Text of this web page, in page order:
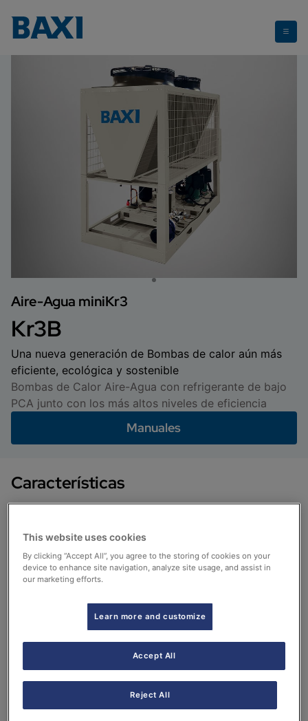
Kr3B
Aire-Agua miniKr3
Kr3B
Una nueva generación de Bombas de calor aún más
eficiente, ecológica y sostenible
Bombas de Calor Aire-Agua con refrigerante de bajo
PCA junto con los más altos niveles de eficiencia
Manuales
Características
losReglamentos 813/2013 y 2281/2016 (Ecodesign, ErP
Ready). Elevadas prestaciones gracias al diseño
Acceso a sus elementos interiores fácil y seguro.
Pantalla del controlador accesible desde el exterior y
This website uses cookies
By clicking “Accept All”, you agree to the storing of cookies on your
device to enhance site navigation, analyze site usage, and assist in
our marketing efforts.
Learn more and customize
Reject All
Accept All